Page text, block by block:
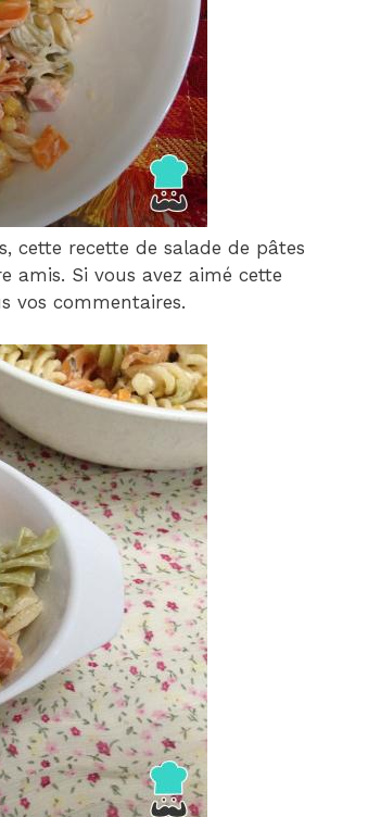
cette recette de salade de pâtes
amis. Si vous avez aimé cette
vos commentaires.